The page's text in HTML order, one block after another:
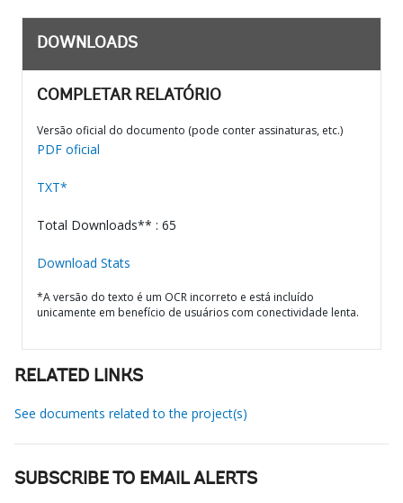
DOWNLOADS
COMPLETAR RELATÓRIO
Versão oficial do documento (pode conter assinaturas, etc.)
PDF oficial
TXT*
Total Downloads** : 65
Download Stats
*A versão do texto é um OCR incorreto e está incluído
unicamente em benefício de usuários com conectividade lenta.
RELATED LINKS
See documents related to the project(s)
SUBSCRIBE TO EMAIL ALERTS